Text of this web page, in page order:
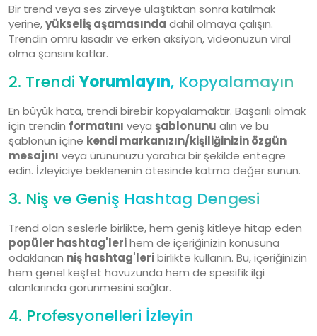
Bir trend veya ses zirveye ulaştıktan sonra katılmak
yerine,yükseliş aşamasında dahil olmaya çalışın.
Trendin ömrü kısadır ve erken aksiyon, videonuzun viral
olma şansını katlar.
2. TrendiYorumlayın, Kopyalamayın
En büyük hata, trendi birebir kopyalamaktır. Başarılı olmak
için trendin formatını veya şablonunu alın ve bu
şablonun içine kendi markanızın/kişiliğinizin özgün
mesajını veya ürününüzü yaratıcı bir şekilde entegre
edin. İzleyiciye beklenenin ötesinde katma değer sunun.
3. Niş ve Geniş Hashtag Dengesi
Trend olan seslerle birlikte, hem geniş kitleye hitap eden
popüler hashtag'lerihem de içeriğinizin konusuna
odaklanan niş hashtag'leribirlikte kullanın. Bu, içeriğinizin
hem genel keşfet havuzunda hem de spesifik ilgi
alanlarında görünmesini sağlar.
4. Profesyonelleri İzleyin